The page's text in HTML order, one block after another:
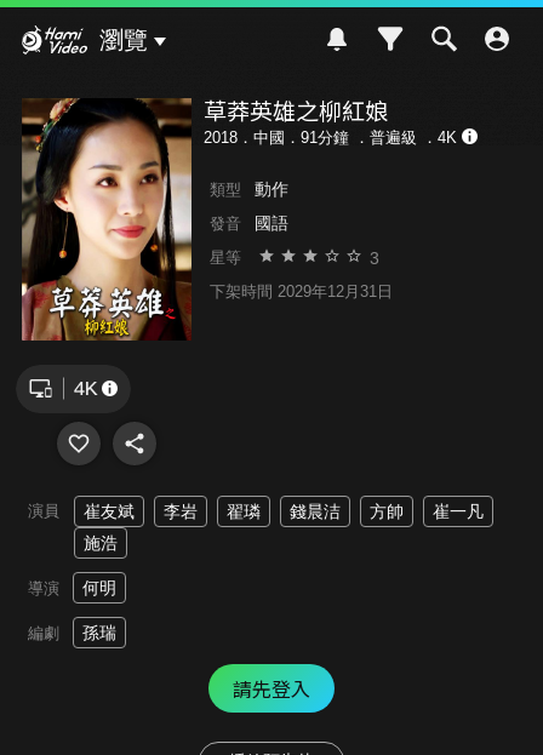
瀏覽
草莽英雄之柳紅娘
2018．中國．91分鐘 ． 普遍級 ．4K
類型 動作
發音 國語
星等 3
下架時間 2029年12月31日
演員 崔友斌 李岩 翟璘 錢晨洁 方帥
崔一凡
施浩
導演 何明
編劇 孫瑞
請先登入